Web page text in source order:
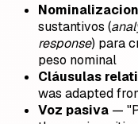
sustantivos (
response) para
peso nominal
Cláusulas
was adapted
Voz pasiva —